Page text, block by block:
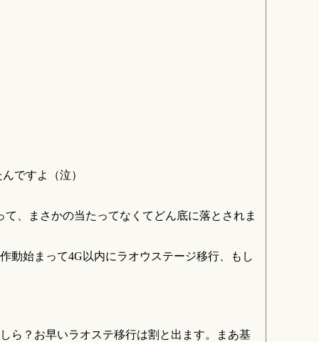
ですよ（泣）
、まさかの当たってなくてどん底に落とされま
動始まって4G以内にラオウステージ移行、もし
ら？お早いラオステ移行は割と出ます。まあ基